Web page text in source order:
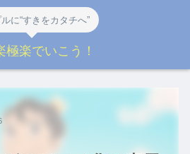
に“すきをカタチへ”
極楽でいこう！